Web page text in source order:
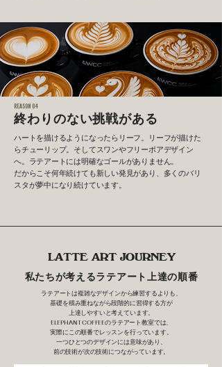
REASON 04
終わりのない挑戦がある
ハートを描けるようになったらリーフ。リーフが描けた
らチューリップ。そしてスワンやフリーポアデザイン
へ。ラテアートには明確なゴールがありません。
だからこそ何年続けても新しい発見があり、多くのバリ
スタが夢中になり続けています。
LATTE ART JOURNEY
私たちが考えるラテアート上達の順番
ラテアートは複雑なデザインから練習するよりも、
基礎を積み重ねながら段階的に習得する方が
上達しやすいと考えています。
ELEPHANT COFFEEのラテアート教室では、
実際にこの順番でレッスンを行っています。
一つひとつのデザインには意味があり、
前の技術が次の技術につながっています。